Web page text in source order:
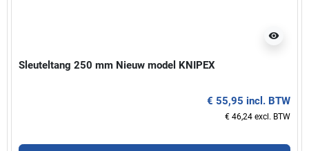
visibility
Sleuteltang 250 mm Nieuw model KNIPEX
€ 55,95 incl. BTW
€ 46,24 excl. BTW